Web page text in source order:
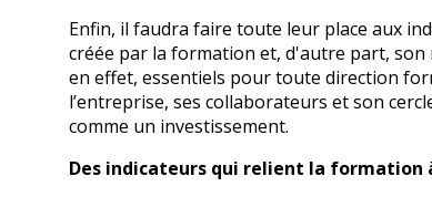
Enfin, il faudra faire toute leur place aux
créée par la formation et, d'autre part, son
en effet, essentiels pour toute direction
l’entreprise, ses collaborateurs et son
comme un investissement.
Des indicateurs qui relient la formation